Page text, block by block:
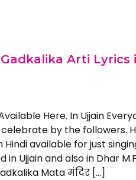
Gadkalika Arti Lyrics
Here. In Ujjain
by the followers.
available for just
Ujjain and also in Dhar
Mata मंदिर […]